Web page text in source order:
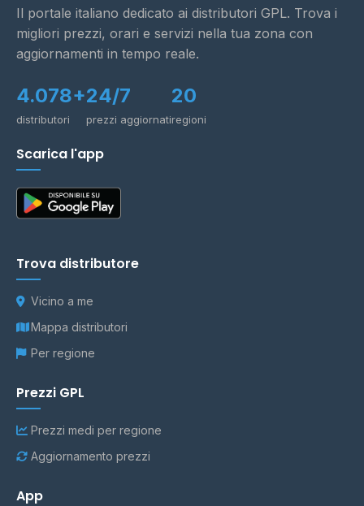
Il portale italiano dedicato ai distributori GPL. Trova i
migliori prezzi, orari e servizi nella tua zona con
aggiornamenti in tempo reale.
4.078+
distributori
24/7
prezzi aggiornati
20
regioni
Scarica l'app
Trova distributore
Vicino a me
Mappa distributori
Per regione
Prezzi GPL
Prezzi medi per regione
Aggiornamento prezzi
App